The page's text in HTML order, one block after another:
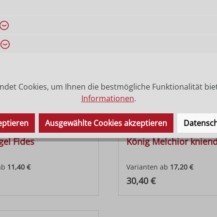
Fides
11,40 €
König Melchior
Varianten ab 17,20 €
Regulärer Preis:
30,40 €
Cookies, um Ihnen die bestmögliche Funktionalität
Informationen.
Ausgewählte Cookies akzeptieren